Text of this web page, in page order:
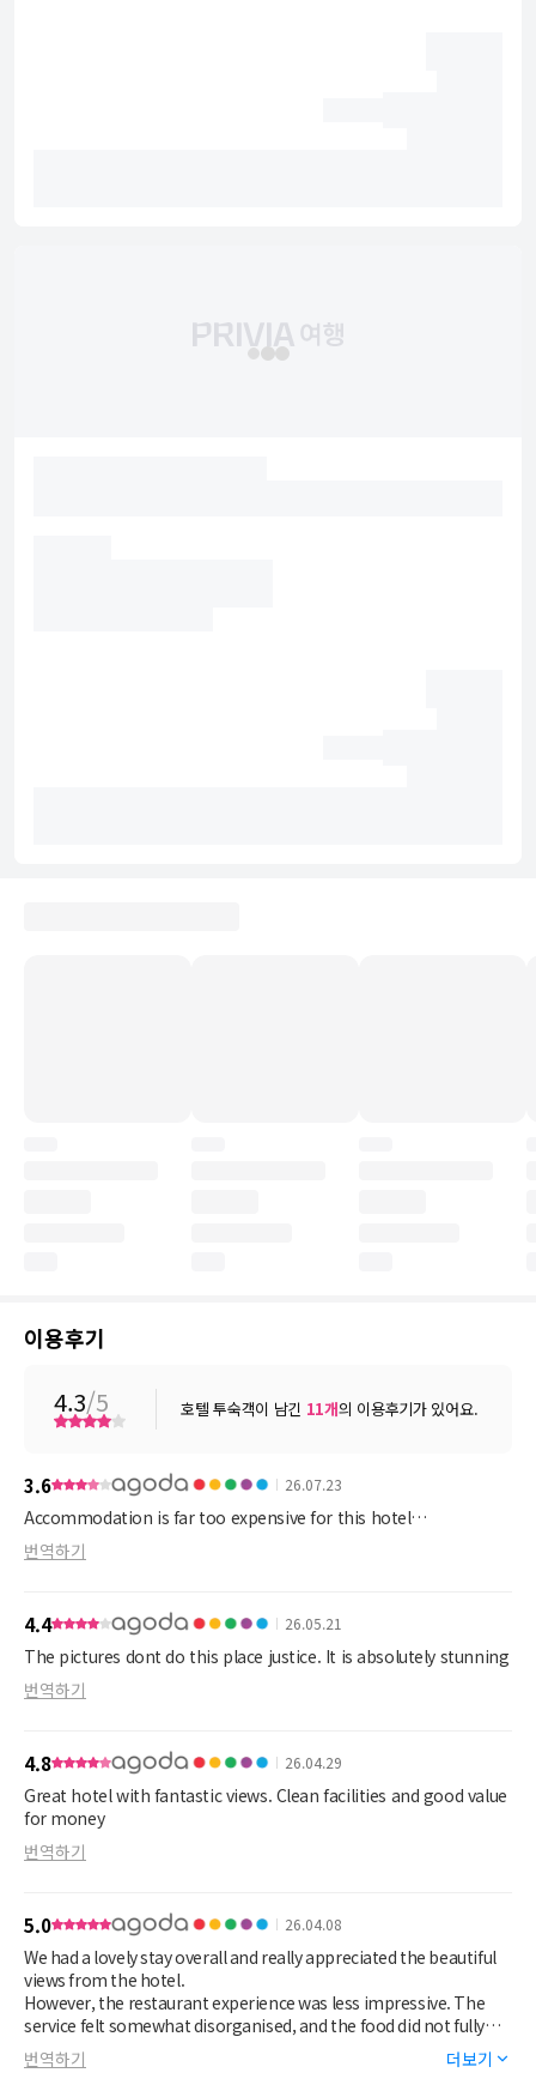
이용후기
4.3/5 호텔 투숙객이 남긴 11개의 이용후기가 있어요.
3.6 26.07.23
Accommodation is far too expensive for this hotel…
번역하기
4.4 26.05.21
The pictures dont do this place justice. It is absolutely stunning
번역하기
4.8 26.04.29
Great hotel with fantastic views. Clean facilities and good value
for money
번역하기
5.0 26.04.08
We had a lovely stay overall and really appreciated the beautiful
views from the hotel.
However, the restaurant experience was less impressive. The
service felt somewhat disorganised, and the food did not fully
meet our expectations.
번역하기 더보기